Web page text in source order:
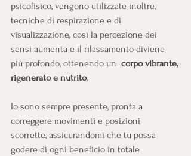
psicofisico, vengono utilizzate inoltre,
tecniche di respirazione e di
visualizzazione, così la percezione dei
sensi aumenta e il rilassamento diviene
più profondo, ottenendo un corpo vibrante,
rigenerato e nutrito.
Io sono sempre presente, pronta a
correggere movimenti e posizioni
scorrette, assicurandomi che tu possa
godere di ogni beneficio in totale